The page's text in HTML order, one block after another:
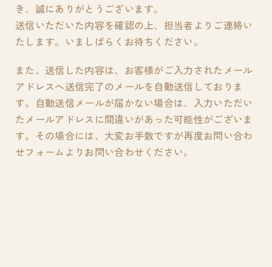
き、誠にありがとうございます。
送信いただいた内容を確認の上、担当者よりご連絡い
たします。いましばらくお待ちください。
また、送信した内容は、お客様がご入力されたメール
アドレスへ送信完了のメールを自動送信しておりま
す。自動送信メールが届かない場合は、入力いただい
たメールアドレスに間違いがあった可能性がございま
す。 その場合には、大変お手数ですが再度お問い合わ
せフォームよりお問い合わせください。